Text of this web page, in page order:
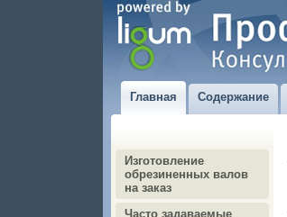
Главная Содержание
Изготовление
обрезиненных валов
на заказ
Часто задаваемые